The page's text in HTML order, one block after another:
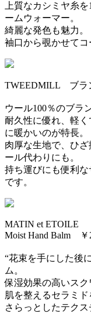
上質なカシミヤ糸
ームウォーマー。
綺麗な発色も魅力。
袖口から覗かせてコ
TWEEDMILL ブラ
ウール100％のブラ
耐久性に優れ、軽
に暖かいのが特長。
肉厚な生地で、ひ
ール代わりにも。
持ち運びにも便利
です。
MATIN et ETOILE
Moist Hand Balm ￥
“花束を手にした後
ム。
保湿効果の高いス
肌を整えるセラミド
さらっとしたテクス